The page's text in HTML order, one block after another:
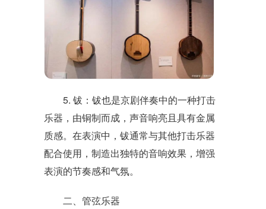
5. 钹：钹也是京剧伴奏中的一种打击
乐器，由铜制而成，声音响亮且具有金属
质感。在表演中，钹通常与其他打击乐器
配合使用，制造出独特的音响效果，增强
表演的节奏感和气氛。
二、管弦乐器